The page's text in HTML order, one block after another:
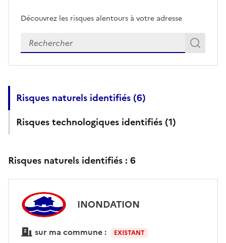
Découvrez les risques alentours à votre adresse
Veuillez renseigner votre adresse exacte
Risques naturels identifiés (6)
Risques technologiques identifiés (1)
Risques naturels identifiés : 6
INONDATION
sur ma commune : EXISTANT